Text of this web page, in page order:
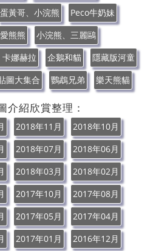
蛋黃哥、小浣熊
Peco牛奶妹
熊熊
小浣熊、三麗鷗
娜赫拉 企鵝和貓
隱藏版河童
圖大集合 鸚鵡兄弟 樂天熊貓
介紹欣賞整理：
2018年11月
2018年10月
2018年07月
2018年06月
2018年03月
2018年02月
2017年10月
2017年08月
2017年05月
2017年04月
2017年01月
2016年12月